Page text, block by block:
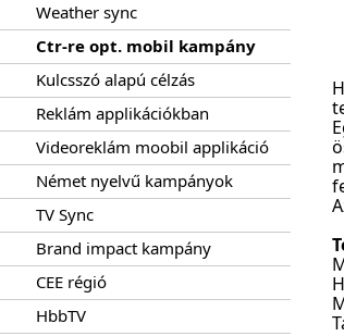
Weather sync
Ctr-re opt. mobil kampány
Kulcsszó alapú célzás
Reklám applikációkban
Videoreklám moobil applikáció
Német nyelvű kampányok
TV Sync
Brand impact kampány
CEE régió
HbbTV